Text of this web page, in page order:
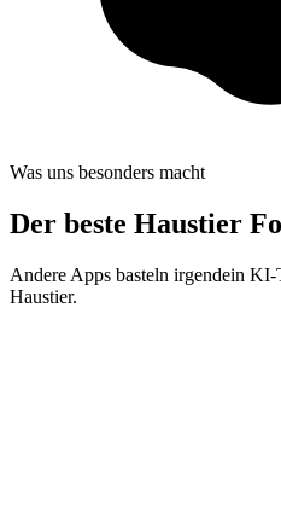
Was uns besonders macht
Der beste Haustier
Andere Apps basteln irgendein
Haustier.